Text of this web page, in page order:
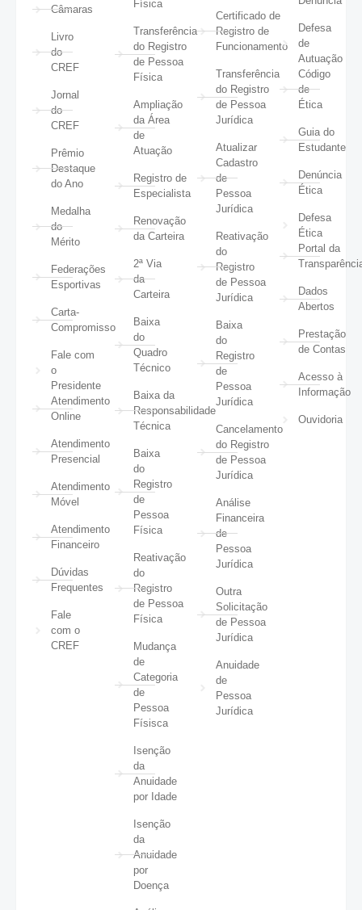
Câmaras
Livro
do
CREF
Jornal
do
CREF
Prêmio
Destaque
do Ano
Medalha
do
Mérito
Federações
Esportivas
Carta-
Compromisso
Fale com
o
Presidente
Atendimento
Online
Atendimento
Presencial
Atendimento
Móvel
Atendimento
Financeiro
Dúvidas
Frequentes
Fale
com o
CREF
Física
Transferência
do Registro
de Pessoa
Física
Ampliação
da Área
de
Atuação
Registro de
Especialista
Renovação
da Carteira
2ª Via
da
Carteira
Baixa
do
Quadro
Técnico
Baixa da
Responsabilidade
Técnica
Baixa
do
Registro
de
Pessoa
Física
Reativação
do
Registro
de Pessoa
Física
Mudança
de
Categoria
de
Pessoa
Físisca
Isenção
da
Anuidade
por Idade
Isenção
da
Anuidade
por
Doença
Certificado de
Registro de
Funcionamento
Transferência
do Registro
de Pessoa
Jurídica
Atualizar
Cadastro
de
Pessoa
Jurídica
Reativação
do
Registro
de Pessoa
Jurídica
Baixa
do
Registro
de
Pessoa
Jurídica
Cancelamento
do Registro
de Pessoa
Jurídica
Análise
Financeira
de
Pessoa
Jurídica
Outra
Solicitação
de Pessoa
Jurídica
Anuidade
de
Pessoa
Jurídica
Defesa
de
Autuação
Código
de
Ética
Guia do
Estudante
Denúncia
Ética
Defesa
Ética
Portal da
Dados
Abertos
Prestação
de Contas
Acesso à
Informação
Ouvidoria